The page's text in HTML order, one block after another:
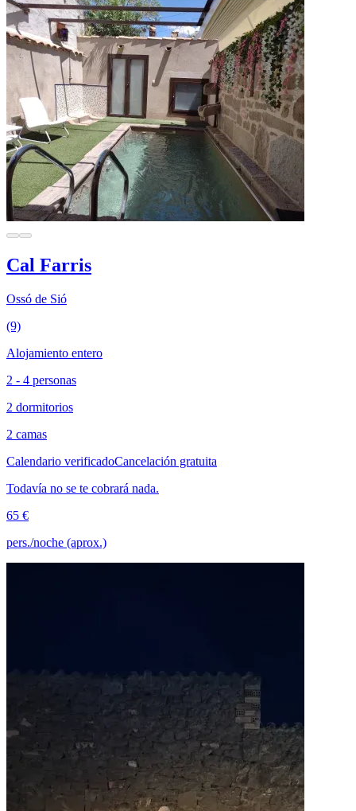
Cal Farris
Ossó de Sió
(9)
Alojamiento entero
2 - 4 personas
2 dormitorios
2 camas
Calendario verificadoCancelación gratuita
Todavía no se te cobrará nada.
65 €
pers./noche (aprox.)